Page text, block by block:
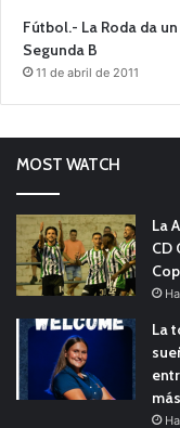
Fútbol.- La Roda da
Segunda B
11 de abril de 2011
MOST WATCH
La
CD
La